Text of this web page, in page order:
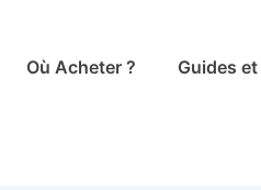
Où Acheter ? Guides